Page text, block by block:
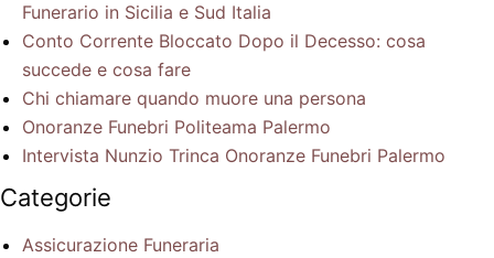
Funerario in Sicilia e Sud Italia
Conto Corrente Bloccato Dopo il Decesso: cosa
succede e cosa fare
Chi chiamare quando muore una persona
Onoranze Funebri Politeama Palermo
Intervista Nunzio Trinca Onoranze Funebri Palermo
Categorie
Assicurazione Funeraria